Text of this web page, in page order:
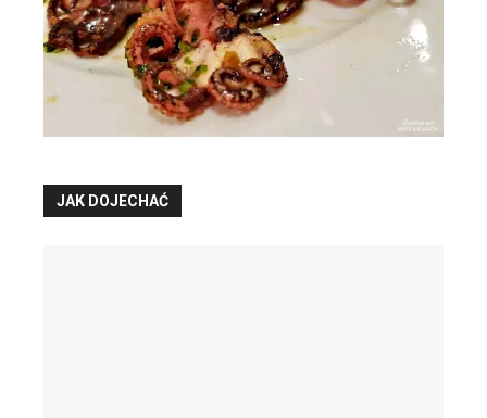
JAK DOJECHAĆ